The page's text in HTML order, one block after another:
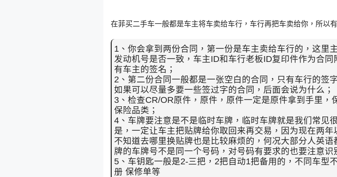
在菲买二手车一般都是车主将车卖给车行，车行再把车卖给你，所以
1、你会拿到两份合同，第一份是车主卖给车行的，这里
发动机号是否一致，车主ID和车行老板ID复印件作为合
有车主的签名；
2、第二份合同一般都是一张空白的合同，只有车行的签
如果可以尽量多要一些签过字的合同，后面会说为什么；
3、检查CR/OR原件，原件，原件一定是原件拿到手里，
保险品类；
4、车牌要注意是不是临时车牌，临时车牌就是我们常见
是，一定让车主把贴牌给你取回来再交易，因为现在两
不知道去哪里换贴牌也是比较麻烦的，何况大部分人英
牌的车牌号不是同一个号码，对号码有要求的也要注意识
5、车钥匙一般是2-三把，2把自动1把备用的，不同车型
册 保修单等